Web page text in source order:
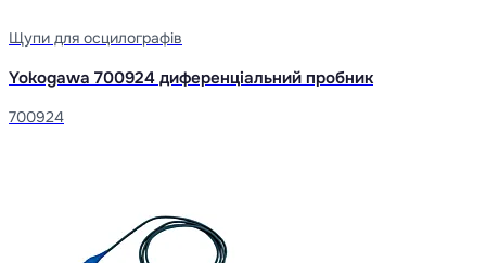
Щупи для осцилографів
Yokogawa 700924 диференціальний пробник
700924